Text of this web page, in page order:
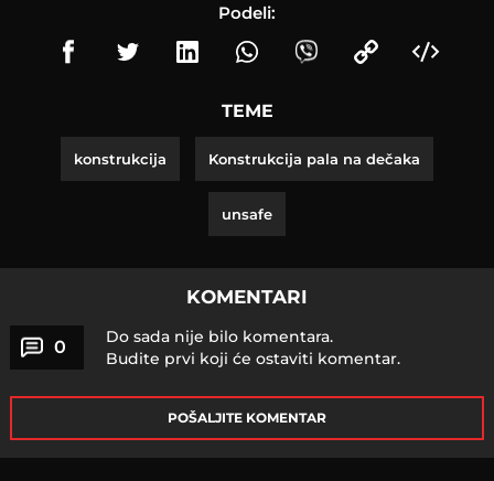
Podeli:
TEME
konstrukcija Konstrukcija pala na dečaka
unsafe
KOMENTARI
0
Do sada nije bilo komentara.
Budite prvi koji će ostaviti komentar.
POŠALJITE KOMENTAR